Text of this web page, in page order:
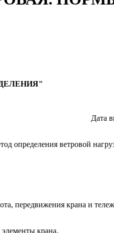
Дата
определения ветровой
передвижения крана и
крана.